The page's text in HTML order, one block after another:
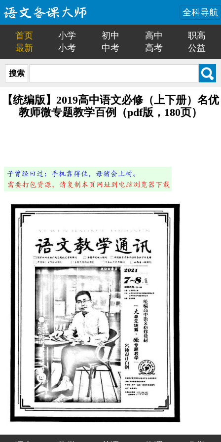
全科导航
首页 小学 初中 高中
职高
最新
小考 中考 高考 公益
搜索
【统编版】2019高中语文必修（上下册）名优
教师微专题教学百例（pdf版，180页）